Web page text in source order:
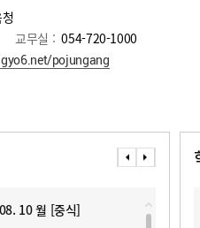
교무실 : 054-720-1000
pojungang
10 월 [중식]